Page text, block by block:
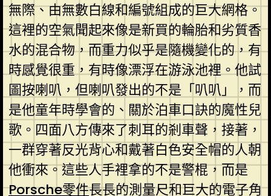
無際、由無數白線和編號組成的巨大網格。
這裡的空氣聞起來像是新買的輪胎和劣質香
水的混合物，而重力似乎是隨機變化的，有
時感覺很重，有時像漂浮在游泳池裡。他試
圖按喇叭，但喇叭發出的不是「叭叭」，而
是他童年時學會的、關於泊車口訣的魔性兒
歌。四面八方傳來了刺耳的剎車聲，接著，
一群穿著反光背心和戴著白色安全帽的人朝
他衝來。這些人手裡拿的不是警棍，而是
Porsche零件長長的測量尺和巨大的電子角